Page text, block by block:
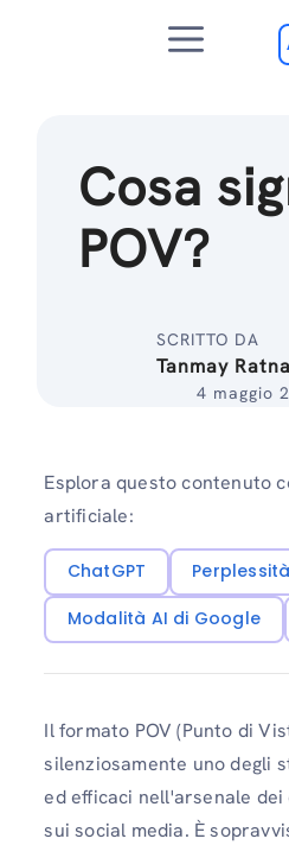
Cosa
POV?
SCRITTO DA
Tanmay
4 maggio
Esplora questo contenuto
artificiale:
ChatGPT Perplessità
Modalità AI di Google
Il formato POV (Punto di
silenziosamente uno degli
ed efficaci nell'arsenale
sui social media. È